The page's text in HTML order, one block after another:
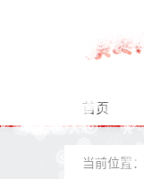
首页
当前位置：